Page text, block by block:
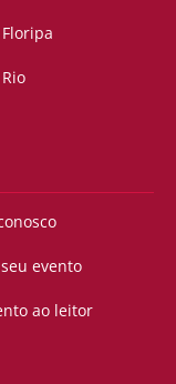
evento
ao leitor